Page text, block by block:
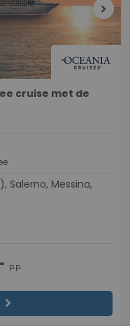
chevron_right
cruise met de
p.p.
chevron_right